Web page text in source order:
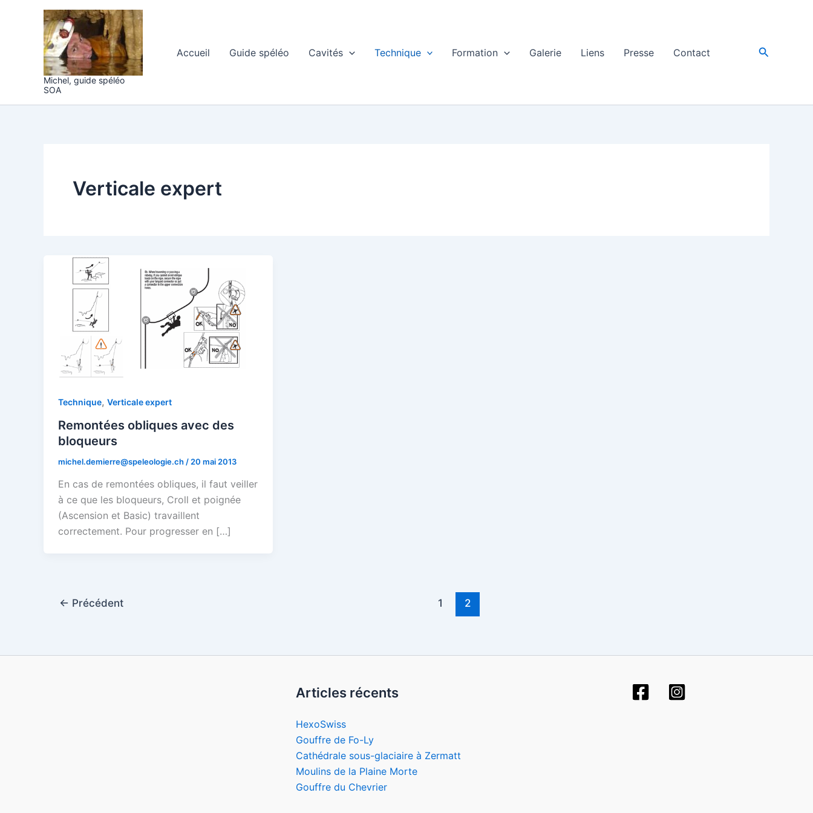
Michel, guide spéléo
SOA
Accueil Guide spéléo Cavités Technique Formation Galerie Liens Presse Contact
Verticale expert
Technique, Verticale expert
Remontées obliques avec des
bloqueurs
michel.demierre@speleologie.ch / 20 mai 2013
En cas de remontées obliques, il faut veiller
à ce que les bloqueurs, Croll et poignée
(Ascension et Basic) travaillent
correctement. Pour progresser en […]
← Précédent 1 2
Articles récents
HexoSwiss
Gouffre de Fo-Ly
Cathédrale sous-glaciaire à Zermatt
Moulins de la Plaine Morte
Gouffre du Chevrier